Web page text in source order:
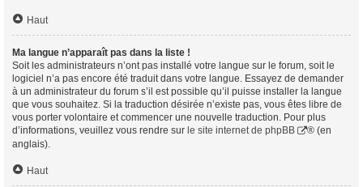
Haut
Ma langue n’apparaît pas dans la liste !
Soit les administrateurs n’ont pas installé votre langue sur le forum, soit le
logiciel n’a pas encore été traduit dans votre langue. Essayez de demander
à un administrateur du forum s’il est possible qu’il puisse installer la langue
que vous souhaitez. Si la traduction désirée n’existe pas, vous êtes libre de
vous porter volontaire et commencer une nouvelle traduction. Pour plus
d’informations, veuillez vous rendre sur le site internet de phpBB
® (en
anglais).
Haut